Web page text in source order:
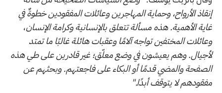
إنقاذ الأرواح، وحماية المهاجرين وعائلات المفقودين خطوةٌ في
غاية الأهمية. هذه مسألة تتعلق بالإنسانية وكرامة الإنسان،
وعائلات المختفين تواجه آلامًا وعقبات هائلة غالبًا ما تمتد
لأجيال. وهم يعيشون في وضع معلّق؛ غير قادرين على طي هذه
الصفحة والمضي قدمًا أو البكاء على فاجعتهم. وبحثهم عن
مفقودهم لا يتوقف أبدًا."